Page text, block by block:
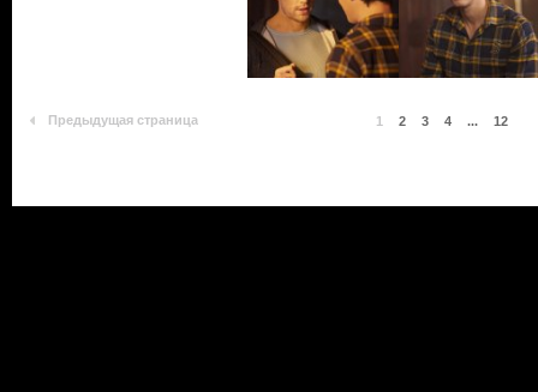
Предыдущая страница 1 2 3 4 ... 12